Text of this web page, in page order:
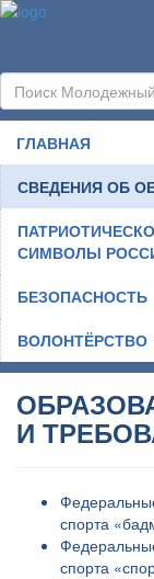
ГЛАВНАЯ
СВЕДЕНИЯ ОБ
СИМВОЛЫ
БЕЗОПАСНОСТЬ
ВОЛОНТЁРСТВО
И
спорта
спорта